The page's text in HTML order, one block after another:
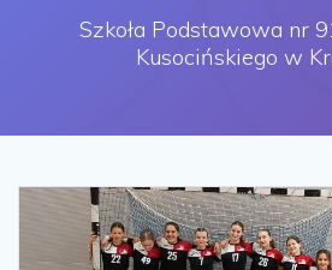
Szkoła Podstawowa nr
Kusocińskiego w